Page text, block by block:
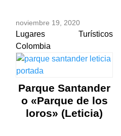
noviembre 19, 2020
Lugares Turísticos
Colombia
Parque Santander
o «Parque de los
loros» (Leticia)